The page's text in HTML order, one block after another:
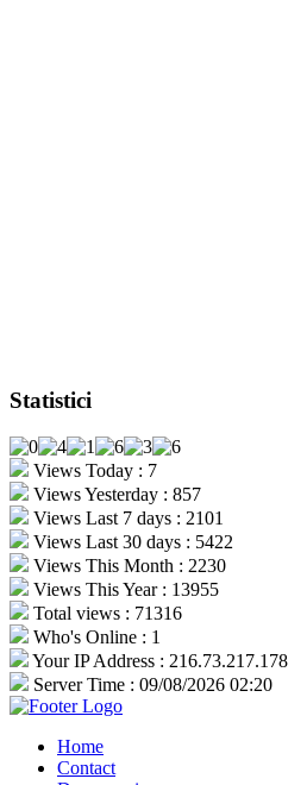
Statistici
Views Today : 7
Views Yesterday : 857
Views Last 7 days : 2101
Views Last 30 days : 5422
Views This Month : 2230
Views This Year : 13955
Total views : 71316
Who's Online : 1
Your IP Address : 216.73.217.178
Server Time : 09/08/2026 02:20
Home
Contact